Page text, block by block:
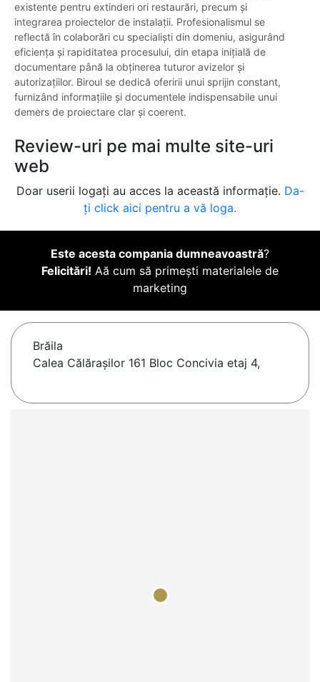
existente pentru extinderi ori restaurări, precum și
integrarea proiectelor de instalații. Profesionalismul se
reflectă în colaborări cu specialiști din domeniu, asigurând
eficiența și rapiditatea procesului, din etapa inițială de
documentare până la obținerea tuturor avizelor și
autorizațiilor. Biroul se dedică oferirii unui sprijin constant,
furnizând informațiile și documentele indispensabile unui
demers de proiectare clar și coerent.
Review-uri pe mai multe site-uri
web
Doar userii logați au acces la această informație. Da-
ți click aici pentru a vă loga.
Este acesta compania dumneavoastră?
Felicitări! Aă cum să primești materialele de
marketing
Brăila
Calea Călărașilor 161 Bloc Concivia etaj 4,